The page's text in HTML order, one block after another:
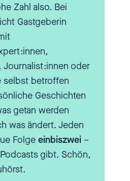
eine Ärztin
am Telefon und
der dir Sorgen
Kind
natürlich
du nicht
das Kind
die
bleibt gewahrt.
entweder so: Du
dir Sorgen
Zahl also. Bei
Gastgeberin
Journalist:innen oder
selbst betroffen
Geschichten
getan werden
was ändert. Jeden
Folge einbiszwei –
gibt. Schön,